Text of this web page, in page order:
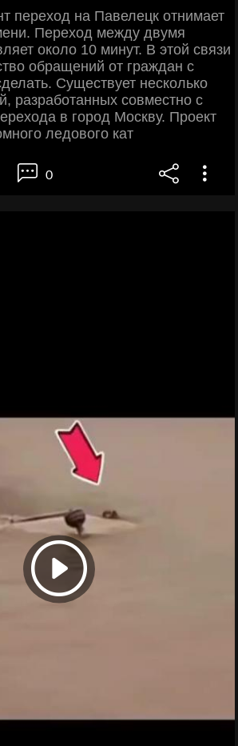
переход на Павелецк отнимает
Переход между двумя
около 10 минут. В этой связи
обращений от граждан с
Существует несколько
разработанных совместно с
в город Москву. Проект
ледового кат
0